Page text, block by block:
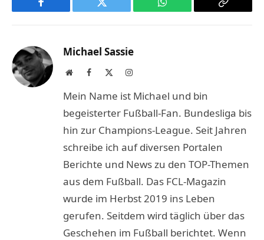
Facebook Twitter WhatsApp
Copy
Michael Sassie
WebsiteFacebook Instagram
Mein Name ist Michael und bin
begeisterter Fußball-Fan. Bundesliga bis
hin zur Champions-League. Seit Jahren
schreibe ich auf diversen Portalen
Berichte und News zu den TOP-Themen
aus dem Fußball. Das FCL-Magazin
wurde im Herbst 2019 ins Leben
gerufen. Seitdem wird täglich über das
Geschehen im Fußball berichtet. Wenn